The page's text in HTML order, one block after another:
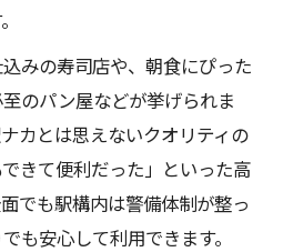
みの寿司店や、朝食にぴった
のパン屋などが挙げられま
カとは思えないクオリティの
きて便利だった」といった高
でも駅構内は警備体制が整っ
も安心して利用できます。